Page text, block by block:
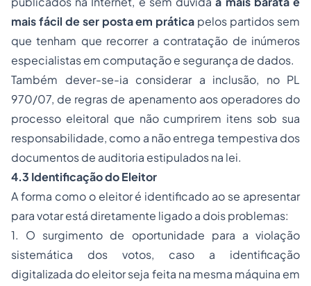
mais fácil de ser posta em prática pelos partidos sem
que tenham que recorrer a contratação de inúmeros
especialistas em computação e segurança de dados.
Também dever-se-ia considerar a inclusão, no PL
970/07, de regras de apenamento aos operadores do
processo eleitoral que não cumprirem itens sob sua
responsabilidade, como a não entrega tempestiva dos
documentos de auditoria estipulados na lei.
4.3 Identificação do Eleitor
A forma como o eleitor é identificado ao se apresentar
para votar está diretamente ligado a dois problemas:
1. O surgimento de oportunidade para a violação
sistemática dos votos, caso a identificação
digitalizada do eleitor seja feita na mesma máquina em